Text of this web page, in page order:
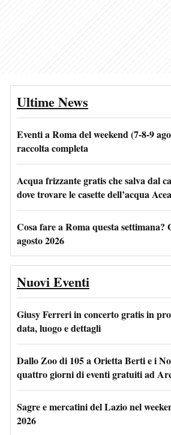
Ultime News
Eventi a Roma del weekend (7-8-9
raccolta completa
Acqua frizzante gratis che salva dal
dove trovare le casette dell’acqua Acea
Cosa fare a Roma questa settimana?
agosto 2026
Nuovi Eventi
Giusy Ferreri in concerto gratis in
data, luogo e dettagli
Dallo Zoo di 105 a Orietta Berti e i
quattro giorni di eventi gratuiti ad
Sagre e mercatini del Lazio nel
2026